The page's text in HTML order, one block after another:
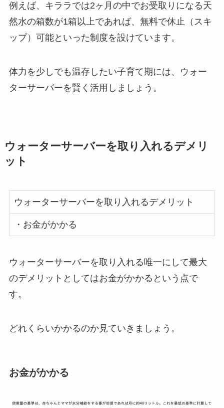
例えば、キララでは2ヶ月の中でお受取りになる天
然水の箱数が1箱以上であれば、無料で休止（スキ
ップ）可能といった制度を設けています。
体力を少しでも温存したい子育て期には、ウォー
ターサーバーを賢く活用しましょう。
ウォーターサーバーを取り入れるデメリ
ット
ウォーターサーバーを取り入れるデメリット
・お金がかかる
ウォーターサーバーを取り入れる唯一にして最大
のデメリットとしてはお金がかかるという点で
す。
どれくらいかかるのか見ていきましょう。
お金がかかる